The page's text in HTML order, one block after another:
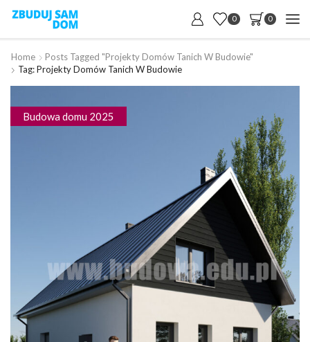
0 0
Home
Posts Tagged "projekty Domów Tanich W Budowie"
Tag: Projekty Domów Tanich W Budowie
Budowa domu 2025